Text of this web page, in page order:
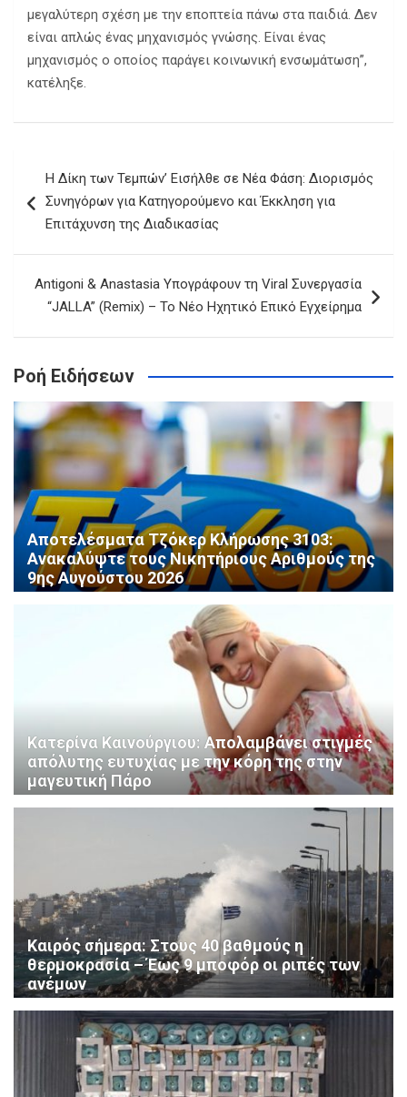
μεγαλύτερη σχέση με την εποπτεία πάνω στα παιδιά. Δεν
είναι απλώς ένας μηχανισμός γνώσης. Είναι ένας
μηχανισμός ο οποίος παράγει κοινωνική ενσωμάτωση”,
κατέληξε.
άρθρων
Η Δίκη των Τεμπών’ Εισήλθε σε Νέα Φάση: Διορισμός
Συνηγόρων για Κατηγορούμενο και Έκκληση για
Επιτάχυνση της Διαδικασίας
Antigoni & Anastasia Υπογράφουν τη Viral Συνεργασία
“JALLA” (Remix) – Το Νέο Ηχητικό Επικό Εγχείρημα
Ροή Ειδήσεων
Αποτελέσματα Τζόκερ Κλήρωσης 3103:
Ανακαλύψτε τους Νικητήριους Αριθμούς της
9ης Αυγούστου 2026
Κατερίνα Καινούργιου: Απολαμβάνει στιγμές
απόλυτης ευτυχίας με την κόρη της στην
μαγευτική Πάρο
Καιρός σήμερα: Στους 40 βαθμούς η
θερμοκρασία – Έως 9 μποφόρ οι ριπές των
ανέμων